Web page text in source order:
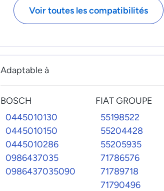
72203401
ASU1678
AUD8345
SUZUKI
3322067J10
3322067J10000
VAG GROUPE
71724792
71791989
Voir toutes les compatibilités
Adaptable à
BOSCH
0445010130
0445010150
0445010286
0986437035
0986437035090
FIAT GROUPE
55198522
55204428
55205935
71786576
71789718
71790496